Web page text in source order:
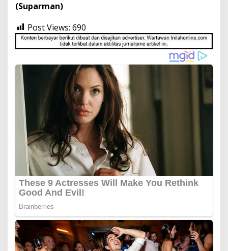
(Suparman)
Post Views: 690